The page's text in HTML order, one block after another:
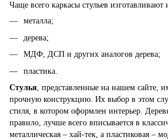
Чаще всего каркасы стульев изготавливают
металла;
дерева;
МДФ, ДСП и других аналогов дерева;
пластика.
Стулья , представленные на нашем сайте,
прочную конструкцию. Их выбор в этом
стиля, в котором оформлен интерьер.
правило, лучше всего вписывается в
металлическая – хай-тек, а пластиковая –